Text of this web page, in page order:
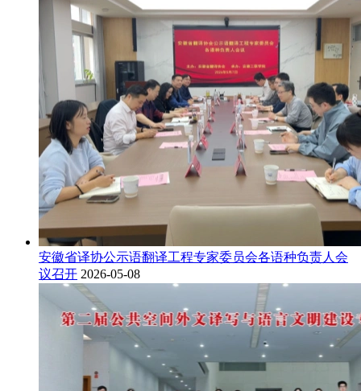
安徽省译协公示语翻译工程专家委员会各语种负责人会
议召开 2026-05-08